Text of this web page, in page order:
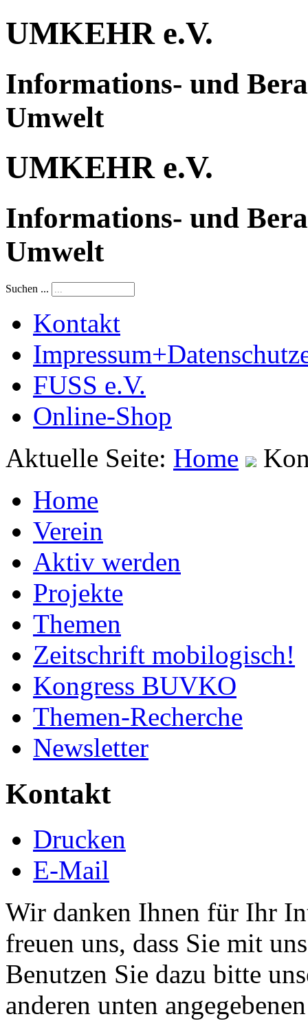
UMKEHR e.V.
Informations- und
Umwelt
UMKEHR e.V.
Informations- und
Umwelt
Suchen ...
Kontakt
FUSS e.V.
Online-Shop
Aktuelle Seite: Home
Home
Verein
Aktiv werden
Projekte
Themen
Zeitschrift mobilogisch!
Kongress BUVKO
Themen-Recherche
Newsletter
Kontakt
Drucken
E-Mail
Wir danken Ihnen für Ihr
freuen uns, dass Sie mit
Benutzen Sie dazu bitte
anderen unten